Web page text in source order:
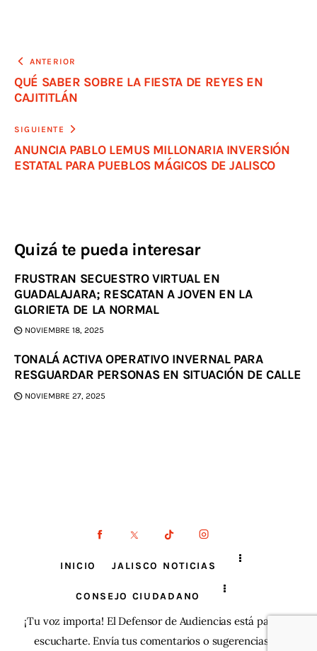
ANTERIOR
QUÉ SABER SOBRE LA FIESTA DE REYES EN
CAJITITLÁN
SIGUIENTE
ANUNCIA PABLO LEMUS MILLONARIA INVERSIÓN
ESTATAL PARA PUEBLOS MÁGICOS DE JALISCO
Quizá te pueda interesar
FRUSTRAN SECUESTRO VIRTUAL EN
GUADALAJARA; RESCATAN A JOVEN EN LA
GLORIETA DE LA NORMAL
NOVIEMBRE 18, 2025
TONALÁ ACTIVA OPERATIVO INVERNAL PARA
RESGUARDAR PERSONAS EN SITUACIÓN DE CALLE
NOVIEMBRE 27, 2025
INICIO JALISCO NOTICIAS
CONSEJO CIUDADANO
¡Tu voz importa! El Defensor de Audiencias está para
escucharte. Envía tus comentarios o sugerencias